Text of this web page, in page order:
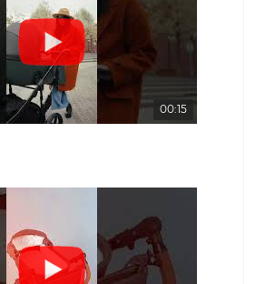
00:15